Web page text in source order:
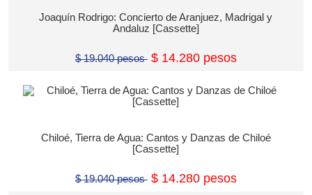
Joaquín Rodrigo: Concierto de Aranjuez, Madrigal y
Andaluz [Cassette]
$ 19.040 pesos $ 14.280 pesos
Chiloé, Tierra de Agua: Cantos y Danzas de Chiloé
[Cassette]
$ 19.040 pesos $ 14.280 pesos